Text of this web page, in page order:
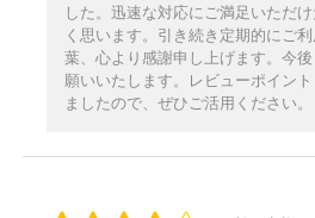
した。迅速な対応にご満足いただ
く思います。引き続き定期的にご
葉、心より感謝申し上げます。今
願いいたします。レビューポイン
ましたので、ぜひご活用ください。